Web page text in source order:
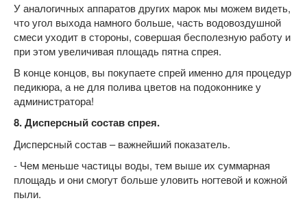
У аналогичных аппаратов других марок мы можем видеть,
что угол выхода намного больше, часть водовоздушной
смеси уходит в стороны, совершая бесполезную работу и
при этом увеличивая площадь пятна спрея.
В конце концов, вы покупаете спрей именно для процедур
педикюра, а не для полива цветов на подоконнике у
администратора!
8. Дисперсный состав спрея.
Дисперсный состав – важнейший показатель.
- Чем меньше частицы воды, тем выше их суммарная
площадь и они смогут больше уловить ногтевой и кожной
пыли.